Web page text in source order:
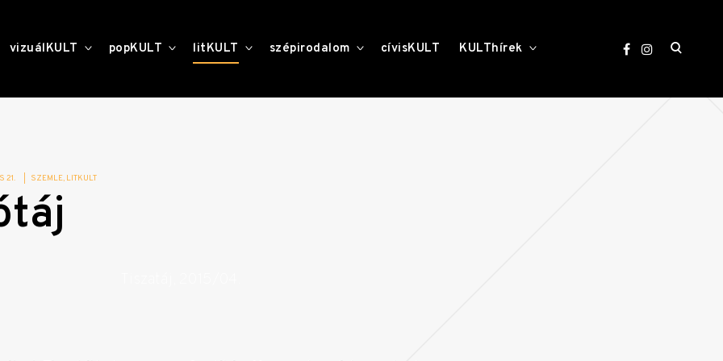
vizuálKULT toggle
child
popKULT toggle
child
menu
litKULT toggle
child
szépirodalom toggle
childcívisKULT KULThírek
open
21. SZEMLE LITKULT